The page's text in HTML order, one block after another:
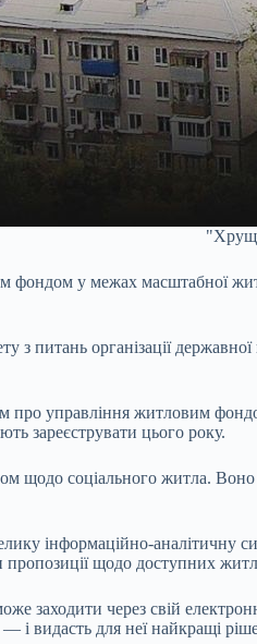
фондом у межах масштабної
з питань організації
про управління житловим
зареєструвати цього року.
щодо соціального житла.
інформаційно-
щодо доступних
заходити через свій
— і видасть для неї найкращі